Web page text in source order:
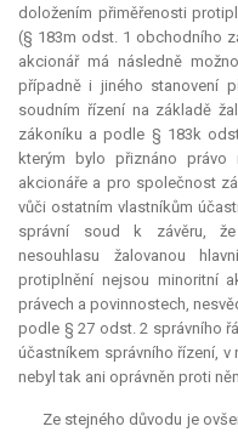
doložením přiměřenosti
(§ 183m odst. 1 obchodního
akcionář má následně
případně i jiného stanovení
soudním řízení na základě
zákoníku a podle § 183k
kterým bylo přiznáno
akcionáře a pro společnost
vůči ostatním vlastníkům
správní soud k závěru,
nesouhlasu žalovanou
protiplnění nejsou minoritní
právech a povinnostech,
podle § 27 odst. 2 správního
účastníkem správního řízení, v
nebyl tak ani oprávněn proti
Ze stejného důvodu je